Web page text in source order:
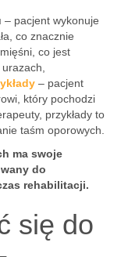
– pacjent wykonuje
co znacznie
co jest
– pacjent
który pochodzi
przykłady to
taśm oporowych.
ma swoje
do
rehabilitacji.
się do